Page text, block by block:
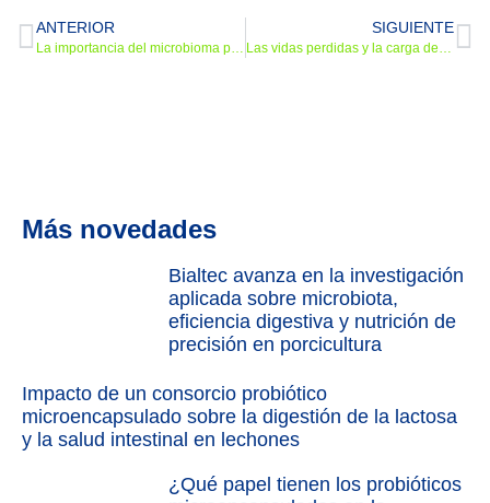
ANTERIOR
La importancia del microbioma para la asimilación de nutrientes en animales de producción pecuaria
SIGUIENTE
Las vidas perdidas y la carga de enfermedades relacionadas con la resistencia a los antimicrobianos en América ya no pueden ser ignoradas.
Más novedades
Bialtec avanza en la investigación
aplicada sobre microbiota,
eficiencia digestiva y nutrición de
precisión en porcicultura
Impacto de un consorcio probiótico
microencapsulado sobre la digestión de la lactosa
y la salud intestinal en lechones
¿Qué papel tienen los probióticos